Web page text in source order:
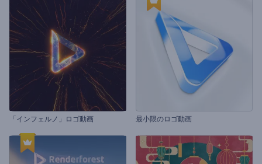
「インフェルノ」ロゴ動画 最小限のロゴ動画